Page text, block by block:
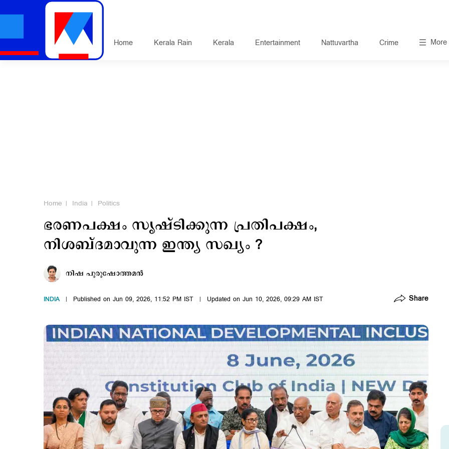
Home Kerala Rain Kerala Entertainment Nattuvartha Crime More
Home India Politics
ഭരണപക്ഷം സൃഷ്ടിക്കുന്ന പ്രതിപക്ഷം,
നിശബ്ദമാവുന്ന ഇന്ത്യ സഖ്യം ?
നിഷ പുരുഷോത്തമന്‍
INDIA Published on Jun 09, 2026, 11:52 PM IST Updated on Jun 10, 2026, 09:29 AM IST Share